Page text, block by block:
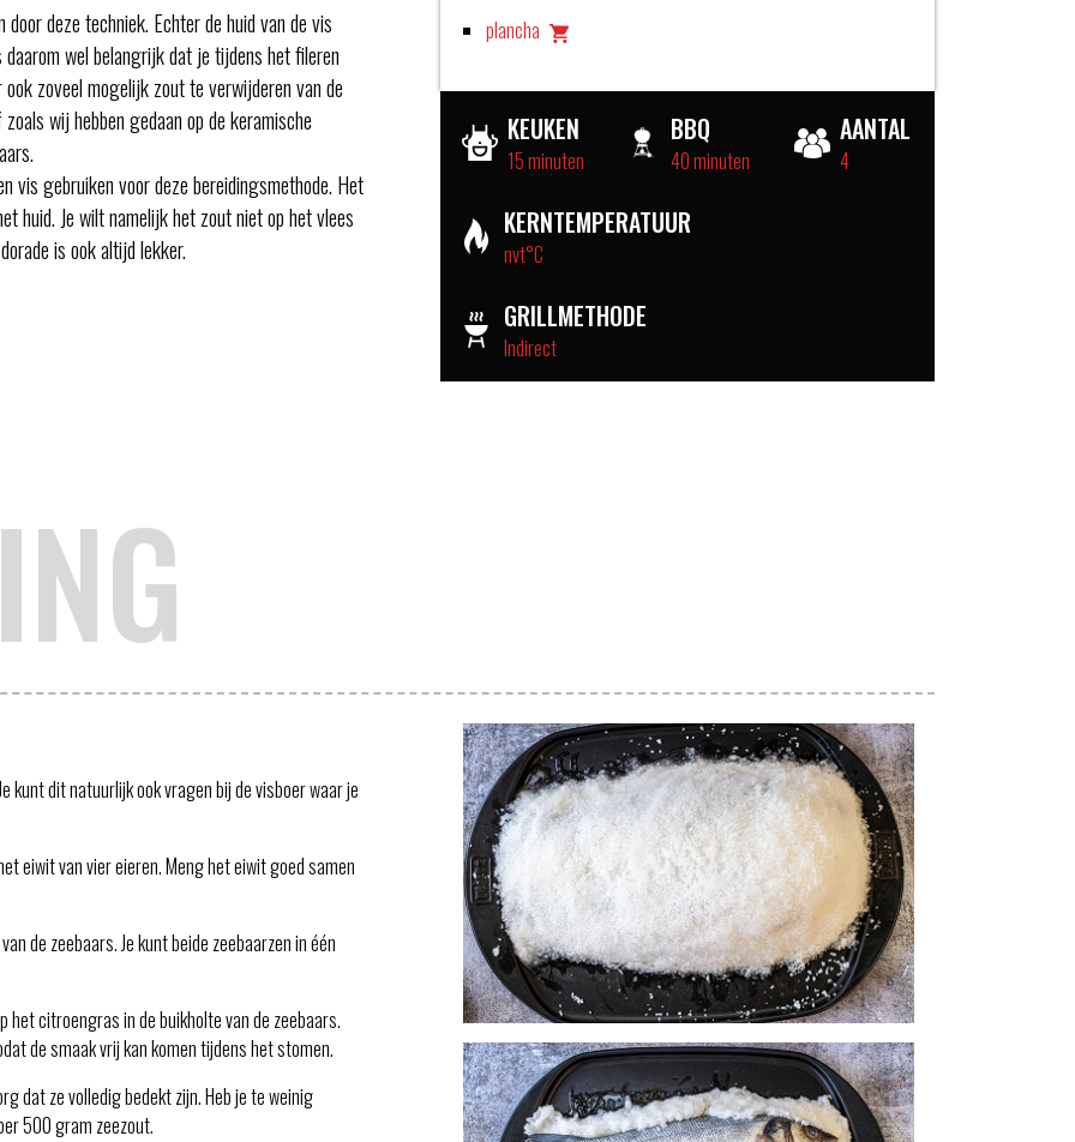
deze techniek. Echter de huid van de vis
wel belangrijk dat je tijdens het fileren
zoveel mogelijk zout te verwijderen van de
wij hebben gedaan op de keramische
vis gebruiken voor deze bereidingsmethode. Het
huid. Je wilt namelijk het zout niet op het vlees
is ook altijd lekker.
plancha
KEUKEN
15 minuten
BBQ
40 minuten
AANTAL
4
KERNTEMPERATUUR
nvt°C
GRILLMETHODE
Indirect
kunt dit natuurlijk ook vragen bij de visboer waar je
eiwit van vier eieren. Meng het eiwit goed samen
de zeebaars. Je kunt beide zeebaarzen in één
het citroengras in de buikholte van de zeebaars.
de smaak vrij kan komen tijdens het stomen.
dat ze volledig bedekt zijn. Heb je te weinig
500 gram zeezout.